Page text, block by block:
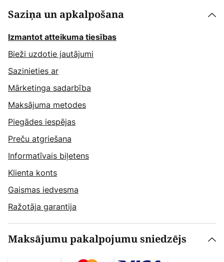
Saziņa un apkalpošana
Izmantot atteikuma tiesības
Bieži uzdotie jautājumi
Sazinieties ar
Mārketinga sadarbība
Maksājuma metodes
Piegādes iespējas
Preču atgriešana
Informatīvais biļetens
Klienta konts
Gaismas iedvesma
Ražotāja garantija
Maksājumu pakalpojumu sniedzējs